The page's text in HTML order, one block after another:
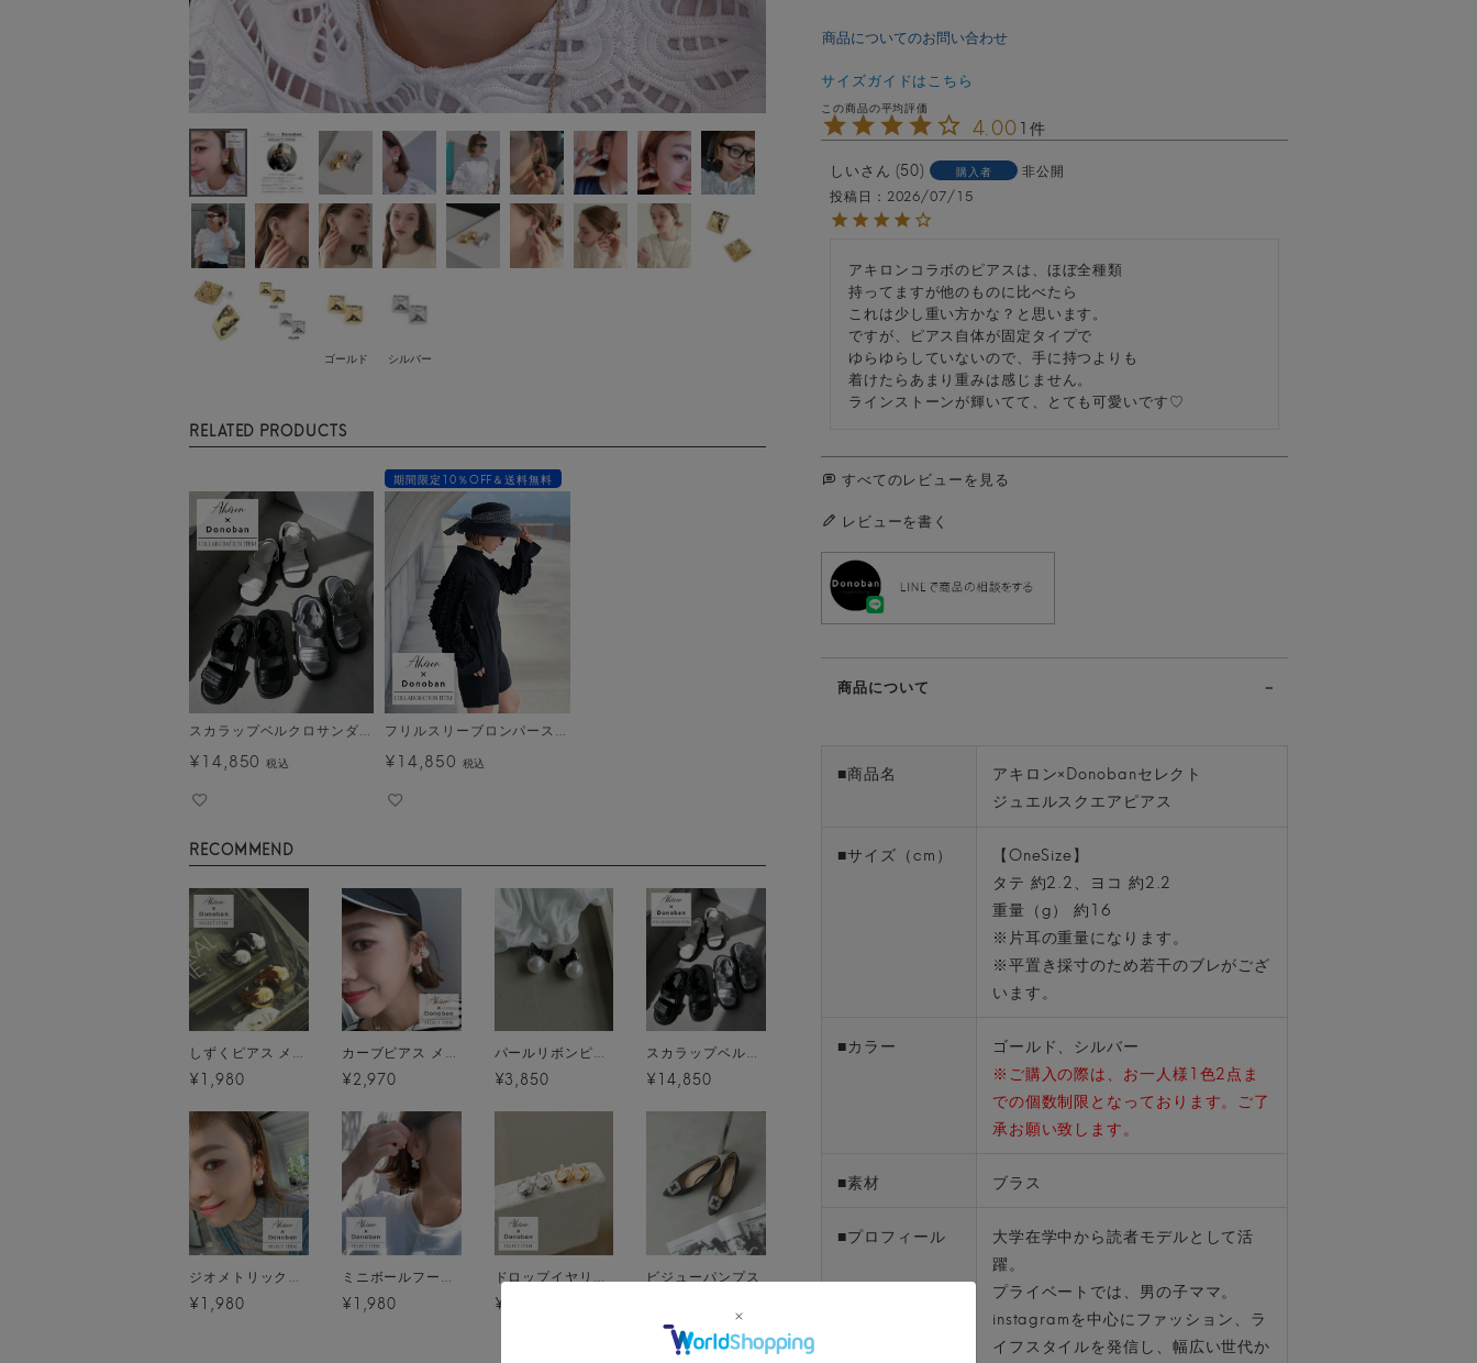
ゴールド シルバー
商品についてのお問い合わせ
サイズガイドはこちら
4.001
しい 50 購入者
非公開
投稿日
2026/07/15
アキロンコラボのピアスは、ほぼ全種類
持ってますが他のものに比べたら
これは少し重い方かな？と思います。
ですが、ピアス自体が固定タイプで
ゆらゆらしていないので、手に持つよりも
着けたらあまり重みは感じません。
ラインストーンが輝いてて、とても可愛いです♡
すべてのレビューを見る
レビューを書く
商品について
■商品名
アキロン×Donobanセレクト
ジュエルスクエアピアス
■サイズ（cm）
【OneSize】
タテ 約2.2、ヨコ 約2.2
重量（g） 約16
※片耳の重量になります。
※平置き採寸のため若干のブレがござ
います。
■カラー
ゴールド、シルバー
※ご購入の際は、お一人様1色2点ま
での個数制限となっております。ご了
承お願い致します。
■素材 ブラス
■プロフィール
大学在学中から読者モデルとして活
躍。
プライベートでは、男の子ママ。
instagramを中心にファッション、ラ
イフスタイルを発信し、幅広い世代か
RELATED PRODUCTS
スカラップベルクロサンダル[C]
¥14,850 税込
フリルスリーブロンパース【ラッシュガード】 [C][FS]
期間限定10％OFF＆送料無料
¥14,850 税込
RECOMMEND
しずくピアス メール便[C]
¥1,980
カーブピアス メール便[C]
¥2,970
パールリボンピアス メール便
¥3,850
スカラップベルクロサンダル[C]
¥14,850
ジオメトリックボールピアス メール便[C]
¥1,980
ミニボールフープピアス メール便[C]
¥1,980
ドロップイヤリング メール便[C]
¥1,980
ビジューパンプス